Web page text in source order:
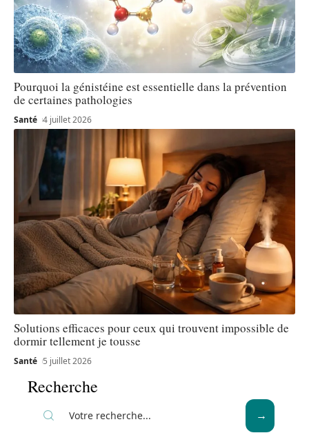
Pourquoi la génistéine est essentielle dans la prévention
de certaines pathologies
Santé 4 juillet 2026
Solutions efficaces pour ceux qui trouvent impossible de
dormir tellement je tousse
Santé 5 juillet 2026
Recherche